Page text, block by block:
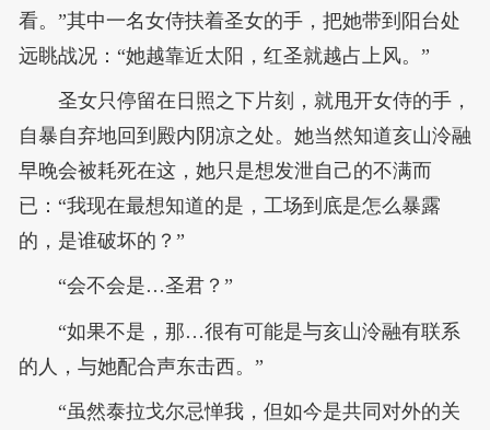
看。”其中一名女侍扶着圣女的手，把她带到阳台处
远眺战况：“她越靠近太阳，红圣就越占上风。”
圣女只停留在日照之下片刻，就甩开女侍的手，
自暴自弃地回到殿内阴凉之处。她当然知道亥山泠融
早晚会被耗死在这，她只是想发泄自己的不满而
已：“我现在最想知道的是，工场到底是怎么暴露
的，是谁破坏的？”
“会不会是…圣君？”
“如果不是，那…很有可能是与亥山泠融有联系
的人，与她配合声东击西。”
“虽然泰拉戈尔忌惮我，但如今是共同对外的关